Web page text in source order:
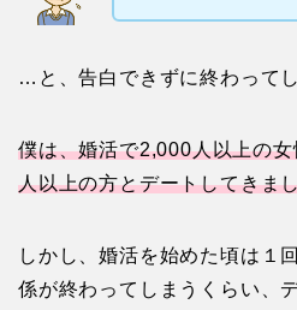
…と、告白できずに終わって
僕は、婚活で2,000人以上の
人以上の方とデートしてきま
しかし、婚活を始めた頃は１
係が終わってしまうくらい、